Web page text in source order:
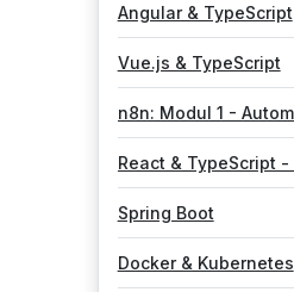
Angular & TypeScript
Vue.js & TypeScript
Spring Boot
Docker & Kubernetes